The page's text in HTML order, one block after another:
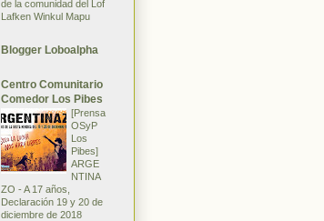
de la comunidad del Lof
Lafken Winkul Mapu
Blogger Loboalpha
Centro Comunitario
Comedor Los Pibes
[Prensa
OSyP
Los
Pibes]
ARGE
NTINA
ZO - A 17 años,
Declaración 19 y 20 de
diciembre de 2018